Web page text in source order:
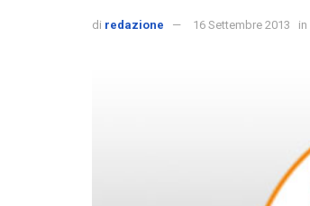
di redazione 16 Settembre 2013 in